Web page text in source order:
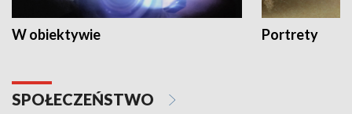
W obiektywie Portrety
SPOŁECZEŃSTWO